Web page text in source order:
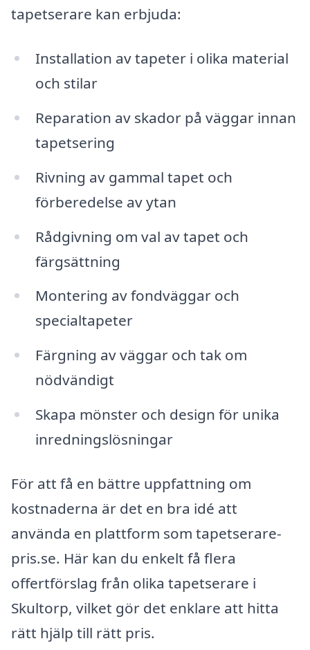
tapetserare kan erbjuda:
Installation av tapeter i olika material
och stilar
Reparation av skador på väggar innan
tapetsering
Rivning av gammal tapet och
förberedelse av ytan
Rådgivning om val av tapet och
färgsättning
Montering av fondväggar och
specialtapeter
Färgning av väggar och tak om
nödvändigt
Skapa mönster och design för unika
inredningslösningar
För att få en bättre uppfattning om
kostnaderna är det en bra idé att
använda en plattform som tapetserare-
pris.se. Här kan du enkelt få flera
offertförslag från olika tapetserare i
Skultorp, vilket gör det enklare att hitta
rätt hjälp till rätt pris.